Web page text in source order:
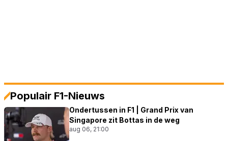
Populair F1-Nieuws
Ondertussen in F1 | Grand Prix van
Singapore zit Bottas in de weg
aug 06, 21:00